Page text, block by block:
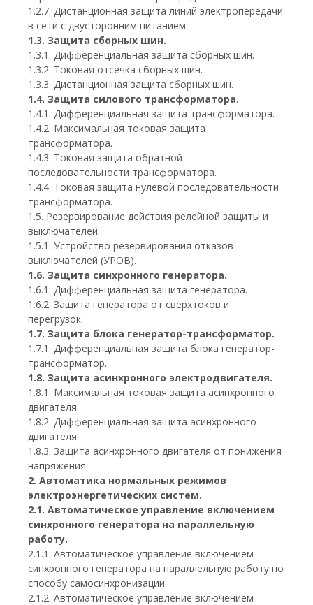
1.2.7. Дистанционная защита линий электропередачи
в сети с двусторонним питанием.
1.3. Защита сборных шин.
1.3.1. Дифференциальная защита сборных шин.
1.3.2. Токовая отсечка сборных шин.
1.3.3. Дистанционная защита сборных шин.
1.4. Защита силового трансформатора.
1.4.1. Дифференциальная защита трансформатора.
1.4.2. Максимальная токовая защита
трансформатора.
1.4.3. Токовая защита обратной
последовательности трансформатора.
1.4.4. Токовая защита нулевой последовательности
трансформатора.
1.5. Резервирование действия релейной защиты и
выключателей.
1.5.1. Устройство резервирования отказов
выключателей (УРОВ).
1.6. Защита синхронного генератора.
1.6.1. Дифференциальная защита генератора.
1.6.2. Защита генератора от сверхтоков и
перегрузок.
1.7. Защита блока генератор-трансформатор.
1.7.1. Дифференциальная защита блока генератор-
трансформатор.
1.8. Защита асинхронного электродвигателя.
1.8.1. Максимальная токовая защита асинхронного
двигателя.
1.8.2. Дифференциальная защита асинхронного
двигателя.
1.8.3. Защита асинхронного двигателя от понижения
напряжения.
2. Автоматика нормальных режимов
электроэнергетических систем.
2.1. Автоматическое управление включением
синхронного генератора на параллельную
работу.
2.1.1. Автоматическое управление включением
синхронного генератора на параллельную работу по
способу самосинхронизации.
2.1.2. Автоматическое управление включением